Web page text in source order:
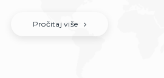
Pročitaj više